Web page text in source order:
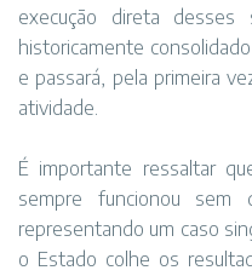
execução direta desses
historicamente
e passará, pela primeira
atividade.
É importante ressaltar
sempre funcionou sem
representando um caso
o Estado colhe os